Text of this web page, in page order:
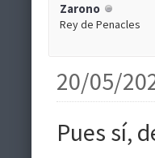
Zarono
Rey de Penacles
20/05/
Pues sí,